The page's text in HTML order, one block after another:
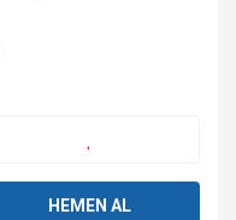
HEMEN AL